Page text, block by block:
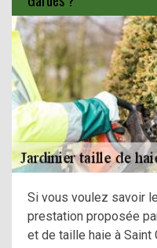
Si vous voulez savoir
prestation proposée
et de taille haie à Saint